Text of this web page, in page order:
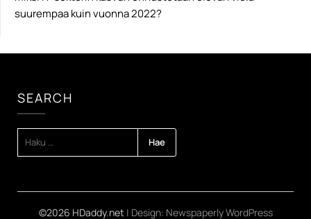
suurempaa kuin vuonna 2022?
SEARCH
©2026 HDaddy.net | Design: Newspaperly WordPress